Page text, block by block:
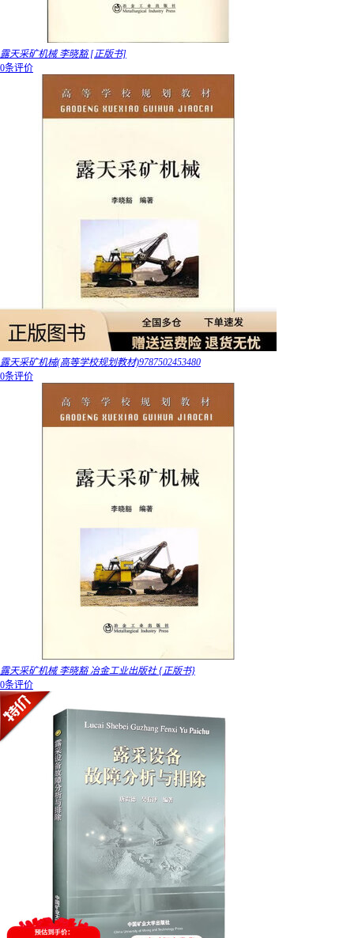
露天采矿机械 李晓豁 [正版书]
0条评价
露天采矿机械(高等学校规划教材)9787502453480
0条评价
露天采矿机械 李晓豁 冶金工业出版社 {正版书}
0条评价